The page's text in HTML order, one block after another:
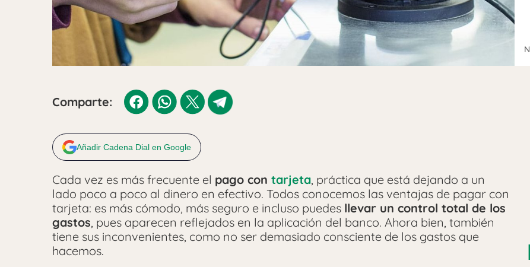
Comparte:
Añadir Cadena Dial en Google
Cada vez es más frecuente el pago con tarjeta, práctica que está dejando a un
lado poco a poco al dinero en efectivo. Todos conocemos las ventajas de pagar con
tarjeta: es más cómodo, más seguro e incluso puedes llevar un control total de los
gastos, pues aparecen reflejados en la aplicación del banco. Ahora bien, también
tiene sus inconvenientes, como no ser demasiado consciente de los gastos que
hacemos.